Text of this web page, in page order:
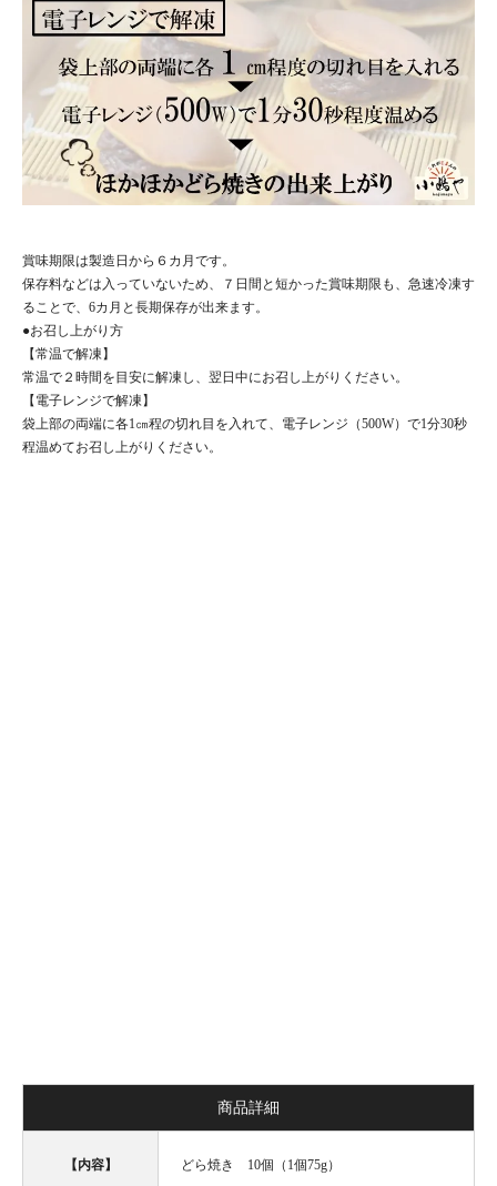
賞味期限は製造日から６カ月です。
保存料などは入っていないため、７日間と短かった賞味期限も、急速冷凍す
ることで、6カ月と長期保存が出来ます。
●お召し上がり方
【常温で解凍】
常温で２時間を目安に解凍し、翌日中にお召し上がりください。
【電子レンジで解凍】
袋上部の両端に各1㎝程の切れ目を入れて、電子レンジ（500W）で1分30秒
程温めてお召し上がりください。
商品詳細
【内容】 どら焼き 10個（1個75g）